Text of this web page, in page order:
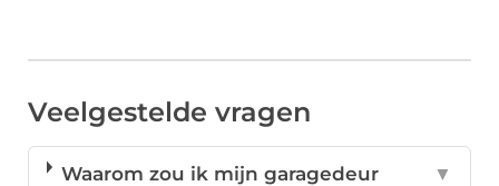
Veelgestelde vragen
Waarom zou ik mijn garagedeur
▼